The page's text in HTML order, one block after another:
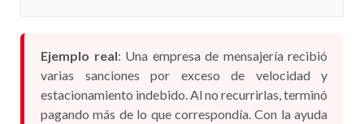
Ejemplo real: Una empresa de mensajería recibió
varias sanciones por exceso de velocidad y
estacionamiento indebido. Al no recurrirlas, terminó